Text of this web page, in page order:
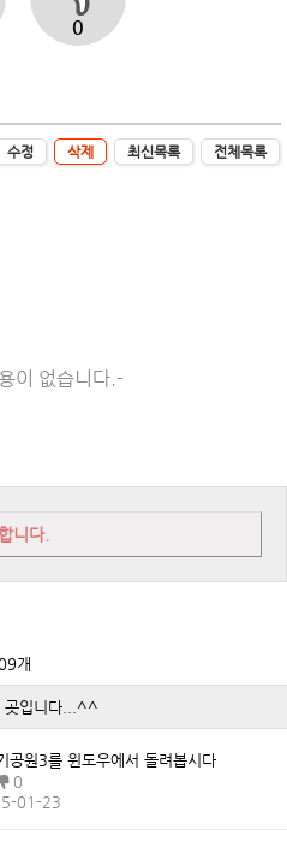
0
수정 삭제 최신목록 전체목록
이 없습니다.-
니다.
개
곳입니다...^^
공원3를 윈도우에서 돌려봅시다
0
01-23